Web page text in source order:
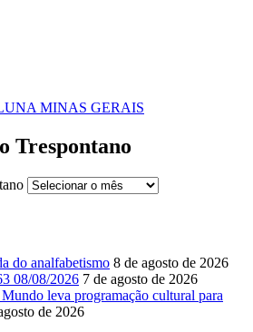
MINAS GERAIS
Trespontano
do analfabetismo 8 de agosto de 2026
08/08/2026 7 de agosto de 2026
leva programação cultural para
de 2026